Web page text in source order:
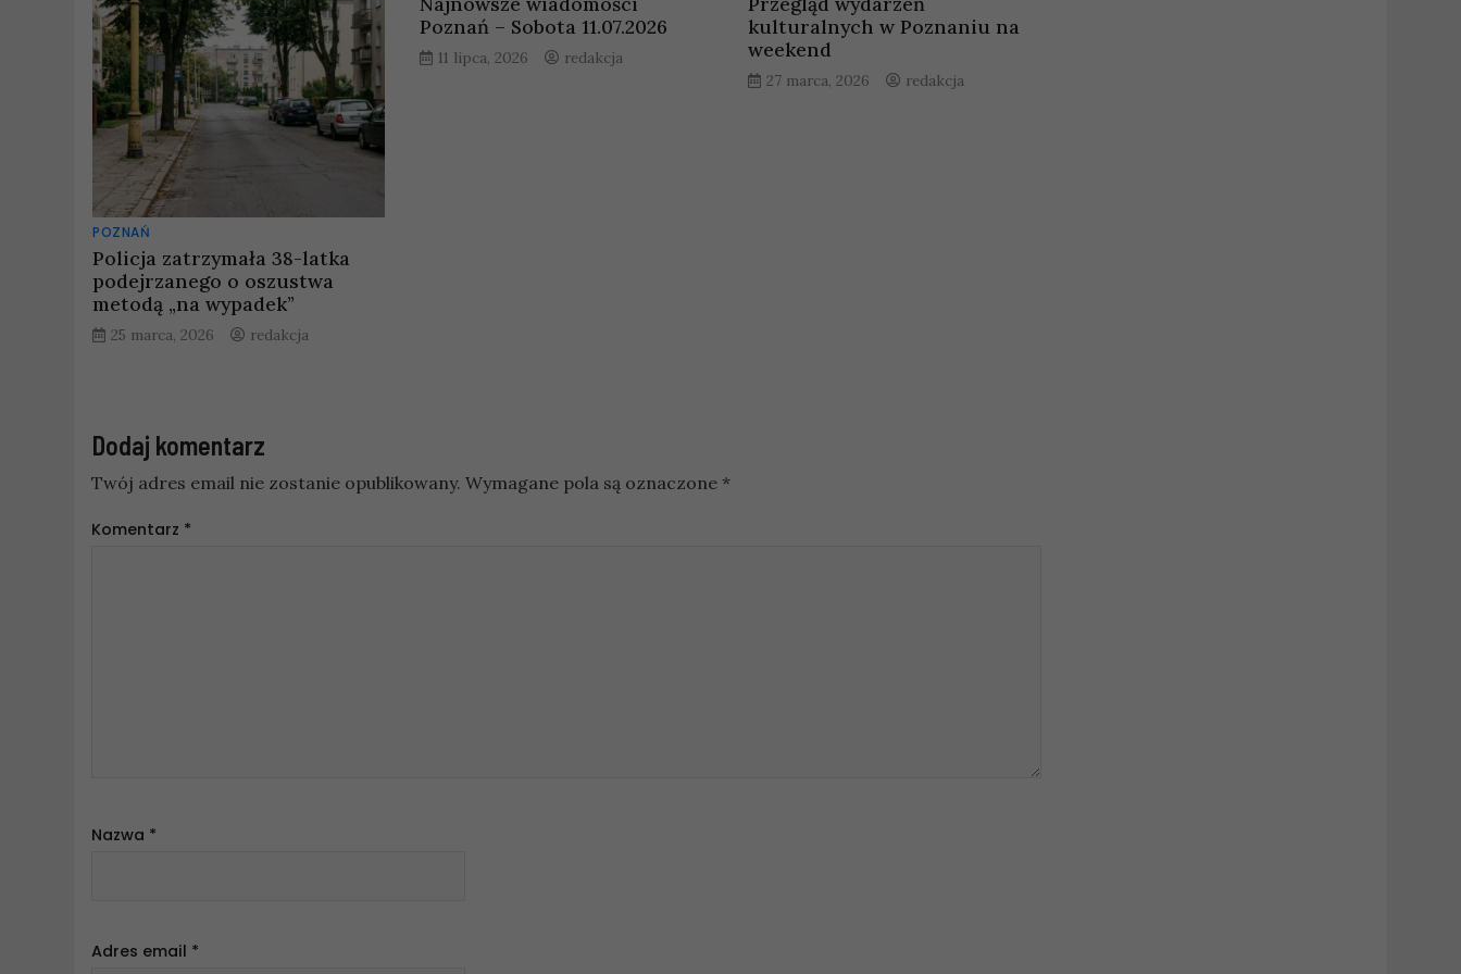
POZNAŃ
Policja zatrzymała 38-latka
podejrzanego o oszustwa
metodą „na wypadek”
25 marca, 2026 redakcja
Poznań – Sobota 11.07.2026
11 lipca, 2026 redakcja
kulturalnych w Poznaniu na
weekend
27 marca, 2026 redakcja
Dodaj komentarz
Twój adres email nie zostanie opublikowany. Wymagane pola są oznaczone *
Komentarz *
Nazwa *
Adres email *